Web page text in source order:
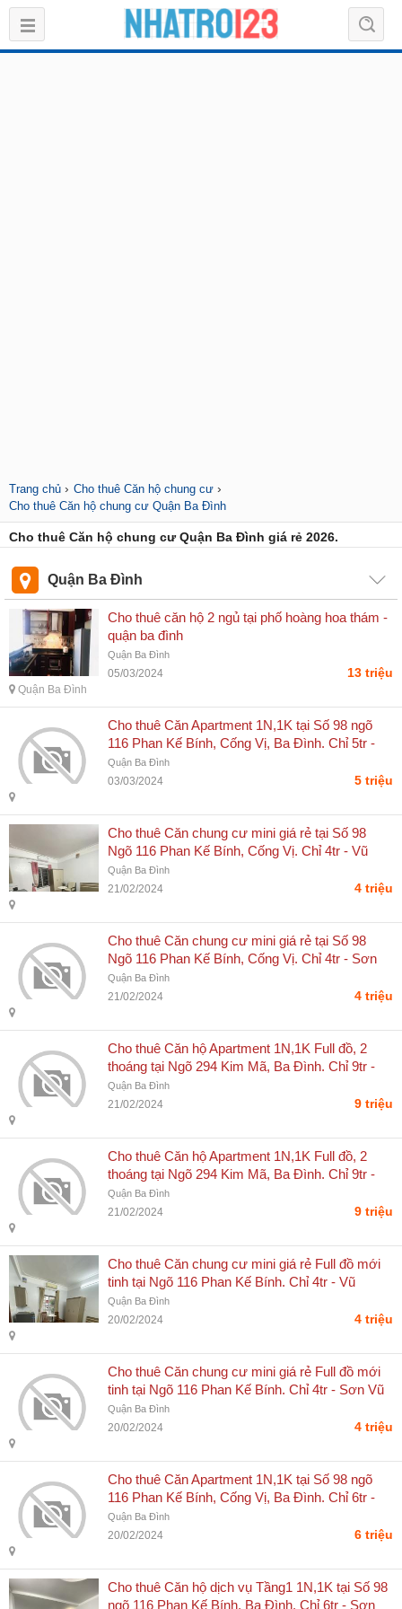
Trang chủ › Cho thuê Căn hộ chung cư ›
Cho thuê Căn hộ chung cư Quận Ba Đình
Cho thuê Căn hộ chung cư Quận Ba Đình giá rẻ 2026.
Quận Ba Đình
Cho thuê căn hộ 2 ngủ tại phố hoàng hoa thám -
quận ba đình
Quận Ba Đình
05/03/2024 13 triệu
Quận Ba Đình
Cho thuê Căn Apartment 1N,1K tại Số 98 ngõ
116 Phan Kế Bính, Cống Vị, Ba Đình. Chỉ 5tr -
Vũ Thanh Sơn
Quận Ba Đình
03/03/2024 5 triệu
Cho thuê Căn chung cư mini giá rẻ tại Số 98
Ngõ 116 Phan Kế Bính, Cống Vị. Chỉ 4tr - Vũ
Thanh Sơn
Quận Ba Đình
21/02/2024 4 triệu
Cho thuê Căn chung cư mini giá rẻ tại Số 98
Ngõ 116 Phan Kế Bính, Cống Vị. Chỉ 4tr - Sơn
Vũ Thanh
Quận Ba Đình
21/02/2024 4 triệu
Cho thuê Căn hộ Apartment 1N,1K Full đồ, 2
thoáng tại Ngõ 294 Kim Mã, Ba Đình. Chỉ 9tr -
Sơn Vũ Thanh
Quận Ba Đình
21/02/2024 9 triệu
Cho thuê Căn hộ Apartment 1N,1K Full đồ, 2
thoáng tại Ngõ 294 Kim Mã, Ba Đình. Chỉ 9tr -
Vũ Thanh Sơn
Quận Ba Đình
21/02/2024 9 triệu
Cho thuê Căn chung cư mini giá rẻ Full đồ mới
tinh tại Ngõ 116 Phan Kế Bính. Chỉ 4tr - Vũ
Thanh Sơn
Quận Ba Đình
20/02/2024 4 triệu
Cho thuê Căn chung cư mini giá rẻ Full đồ mới
tinh tại Ngõ 116 Phan Kế Bính. Chỉ 4tr - Sơn Vũ
Thanh
Quận Ba Đình
20/02/2024 4 triệu
Cho thuê Căn Apartment 1N,1K tại Số 98 ngõ
116 Phan Kế Bính, Cống Vị, Ba Đình. Chỉ 6tr -
Vũ Thanh Sơn
Quận Ba Đình
20/02/2024 6 triệu
Cho thuê Căn hộ dịch vụ Tầng1 1N,1K tại Số 98
ngõ 116 Phan Kế Bính, Ba Đình. Chỉ 6tr - Sơn